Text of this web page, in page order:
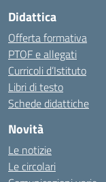
Didattica
Offerta formativa
PTOF e allegati
Curricoli d’Istituto
Libri di testo
Schede didattiche
Novità
Le notizie
Le circolari